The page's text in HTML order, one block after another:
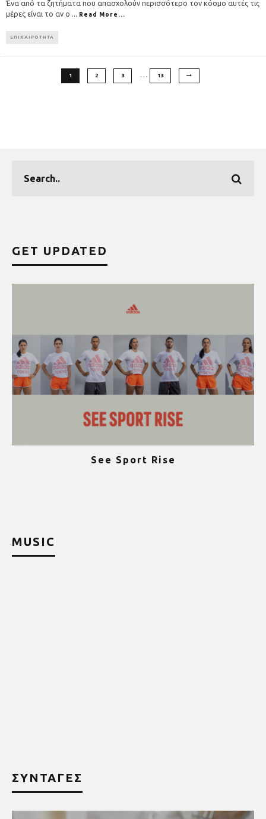
Ένα από τα ζητήματα που απασχολούν περισσότερο τον κόσμο αυτές τις
μέρες είναι το αν ο ... Read More...
ΕΠΙΚΑΙΡΟΤΗΤΑ
1 2 3 … 13
GET UPDATED
See Sport Rise
MUSIC
ΣΥΝΤΑΓΕΣ